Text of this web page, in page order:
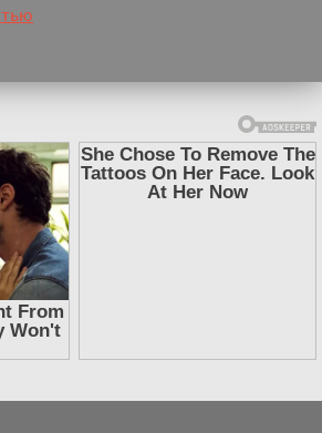
"Дебютантка поневоле, или
регистрации - полная версия